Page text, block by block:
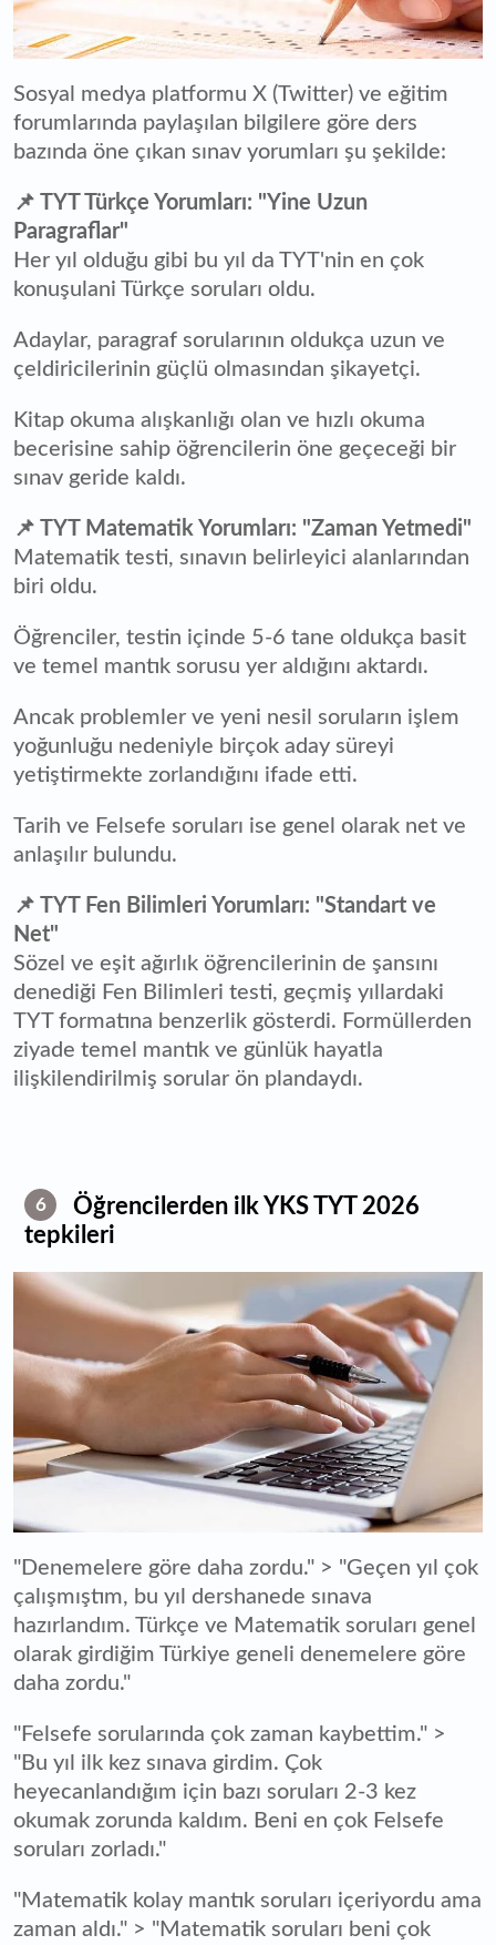
Sosyal medya platformu X (Twitter) ve eğitim
forumlarında paylaşılan bilgilere göre ders
bazında öne çıkan sınav yorumları şu şekilde:
📌 TYT Türkçe Yorumları: "Yine Uzun
Paragraflar"
Her yıl olduğu gibi bu yıl da TYT'nin en çok
konuşulani Türkçe soruları oldu.
Adaylar, paragraf sorularının oldukça uzun ve
çeldiricilerinin güçlü olmasından şikayetçi.
Kitap okuma alışkanlığı olan ve hızlı okuma
becerisine sahip öğrencilerin öne geçeceği bir
sınav geride kaldı.
📌 TYT Matematik Yorumları: "Zaman Yetmedi"
Matematik testi, sınavın belirleyici alanlarından
biri oldu.
Öğrenciler, testin içinde 5-6 tane oldukça basit
ve temel mantık sorusu yer aldığını aktardı.
Ancak problemler ve yeni nesil soruların işlem
yoğunluğu nedeniyle birçok aday süreyi
yetiştirmekte zorlandığını ifade etti.
Tarih ve Felsefe soruları ise genel olarak net ve
anlaşılır bulundu.
📌 TYT Fen Bilimleri Yorumları: "Standart ve
Net"
Sözel ve eşit ağırlık öğrencilerinin de şansını
denediği Fen Bilimleri testi, geçmiş yıllardaki
TYT formatına benzerlik gösterdi. Formüllerden
ziyade temel mantık ve günlük hayatla
ilişkilendirilmiş sorular ön plandaydı.
6
Öğrencilerden ilk YKS TYT 2026
tepkileri
"Denemelere göre daha zordu." > "Geçen yıl çok
çalışmıştım, bu yıl dershanede sınava
hazırlandım. Türkçe ve Matematik soruları genel
olarak girdiğim Türkiye geneli denemelere göre
daha zordu."
"Felsefe sorularında çok zaman kaybettim." >
"Bu yıl ilk kez sınava girdim. Çok
heyecanlandığım için bazı soruları 2-3 kez
okumak zorunda kaldım. Beni en çok Felsefe
soruları zorladı."
"Matematik kolay mantık soruları içeriyordu ama
zaman aldı." > "Matematik soruları beni çok